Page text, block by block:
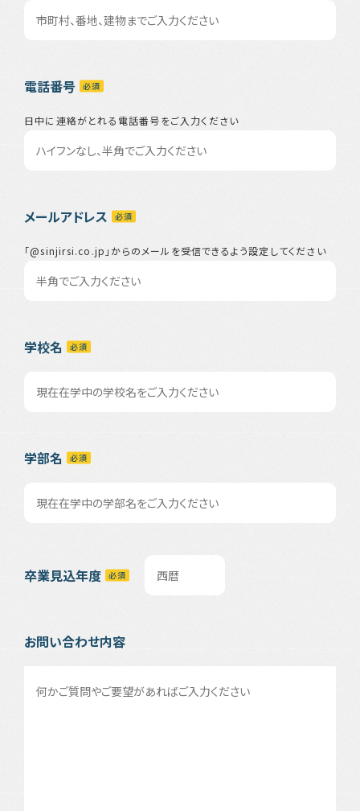
電話番号
日中に連絡がとれる電話番号をご入力ください
メールアドレス
「@sinjirsi.co.jp」からのメールを受信できるよう設定してください
学校名
学部名
卒業見込年度
お問い合わせ内容